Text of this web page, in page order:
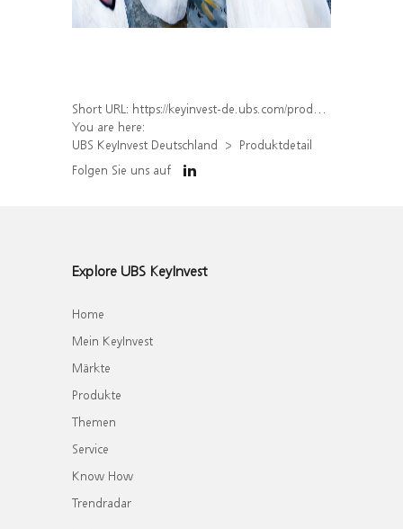
Short URL: https://keyinvest-de.ubs.com/produkt/detail/index/isin/DE000WA52N12
You are here:
UBS KeyInvest Deutschland
Produktdetail
Folgen Sie uns auf
Explore UBS KeyInvest
Home
Mein KeyInvest
Märkte
Produkte
Themen
Service
Know How
Trendradar